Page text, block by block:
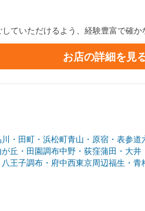
う、経験豊富で確かな技術の日本人セラ
と温かなセラピストの手でお疲れを癒します。
お店の詳細を見
・田町・浜松町青山・原宿・表参道
が丘・田園調布中野・荻窪蒲田・大井
王子調布・府中西東京周辺福生・青